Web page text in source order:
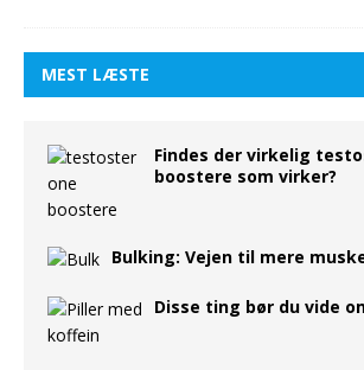
MEST LÆSTE
Findes der virkelig
boostere som virker?
Bulking: Vejen til mere
Disse ting bør du vide